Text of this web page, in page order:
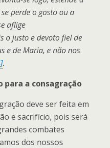
perde o gosto ou a
aflige
o justo e devoto fiel de
e de Maria, e não nos
.
para a consagração
deve ser feita em
e sacrifício, pois será
combates
dos nossos